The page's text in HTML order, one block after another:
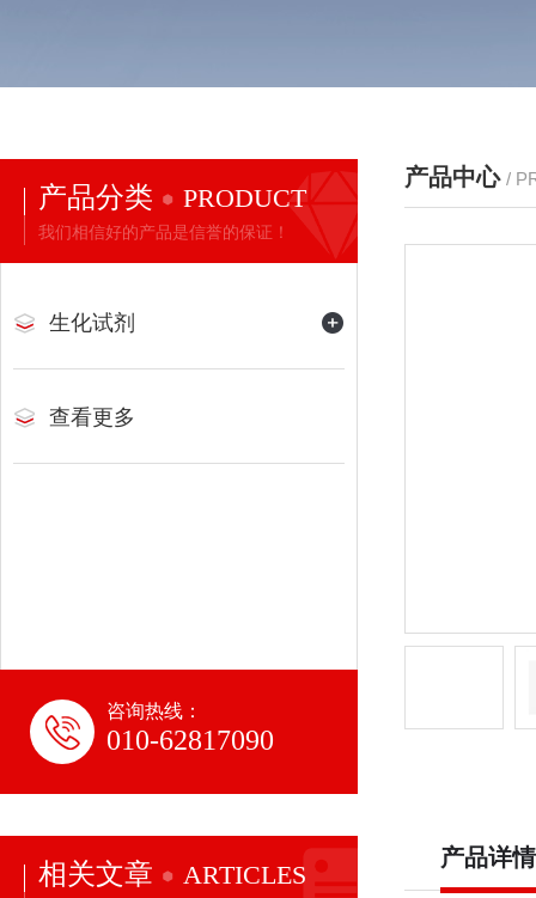
产品分类 PRODUCT
我们相信好的产品是信誉的保证！
生化试剂
查看更多
咨询热线：
010-62817090
相关文章 ARTICLES
产品中心 /
产品详情